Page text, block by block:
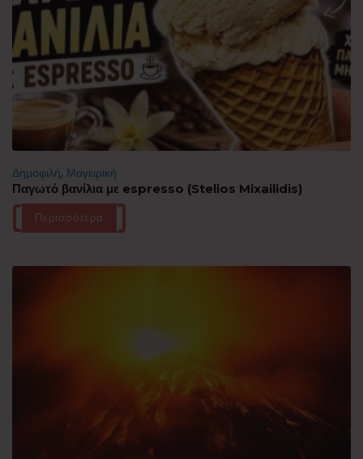
Δημοφιλή, Μαγειρική
Παγωτό βανίλια με espresso (Stelios Mixailidis)
Περισσότερα